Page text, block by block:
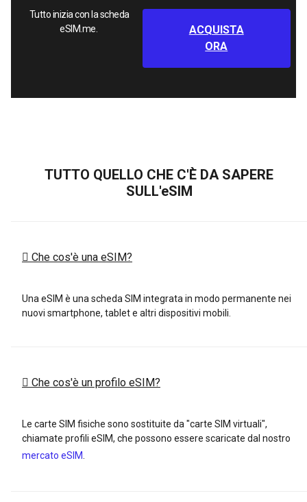
Tutto inizia con la scheda
eSIM.me.
ACQUISTA
ORA
TUTTO QUELLO CHE C'È DA SAPERE
SULL'eSIM
Che cos'è una eSIM?
Una eSIM è una scheda SIM integrata in modo permanente nei
nuovi smartphone, tablet e altri dispositivi mobili.
Che cos'è un profilo eSIM?
Le carte SIM fisiche sono sostituite da "carte SIM virtuali",
chiamate profili eSIM, che possono essere scaricate dal nostro
mercato eSIM